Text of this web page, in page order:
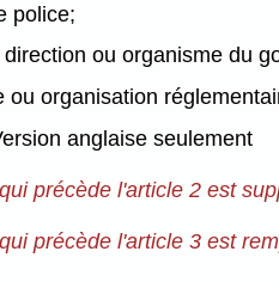
police;
ou organisme du
ou organisation
anglaise seulement
précède l'article 2 est
précède l'article 3 est